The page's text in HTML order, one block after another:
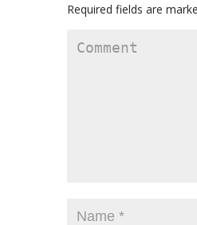
Required fields are